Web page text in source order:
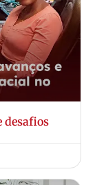
desafios